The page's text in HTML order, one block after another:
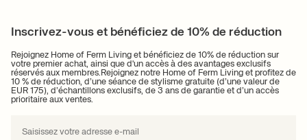
Inscrivez-vous et bénéficiez de 10% de réduction
Rejoignez Home of Ferm Living et bénéficiez de 10% de réduction sur
votre premier achat, ainsi que d'un accès à des avantages exclusifs
réservés aux membres.Rejoignez notre Home of Ferm Living et profitez de
10 % de réduction, d’une séance de stylisme gratuite (d’une valeur de
EUR 175), d’échantillons exclusifs, de 3 ans de garantie et d’un accès
prioritaire aux ventes.